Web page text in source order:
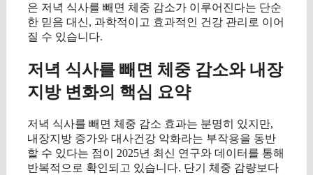
은 저녁 식사를 빼면 체중 감소가 이루어진다는 단순
한 믿음 대신, 과학적이고 효과적인 건강 관리로 이어
질 수 있습니다.
저녁 식사를 빼면 체중 감소와 내장
지방 변화의 핵심 요약
저녁 식사를 빼면 체중 감소 효과는 분명히 있지만,
내장지방 증가와 대사건강 악화라는 부작용을 동반
할 수 있다는 점이 2025년 최신 연구와 데이터를 통해
반복적으로 확인되고 있습니다. 단기 체중 감량보다